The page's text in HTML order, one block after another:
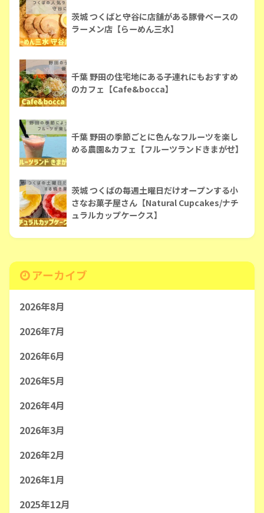
茨城 つくばと守谷に店舗がある豚骨ベースの
ラーメン店【らーめん三水】
千葉 野田の住宅地にある子連れにもおすすめ
のカフェ【Cafe&bocca】
千葉 野田の季節ごとに色んなフルーツを楽し
める農園&カフェ【フルーツランドきまがせ】
茨城 つくばの毎週土曜日だけオープンする小
さなお菓子屋さん【Natural Cupcakes/ナチ
ュラルカップケークス】
アーカイブ
2026年8月
2026年7月
2026年6月
2026年5月
2026年4月
2026年3月
2026年2月
2026年1月
2025年12月